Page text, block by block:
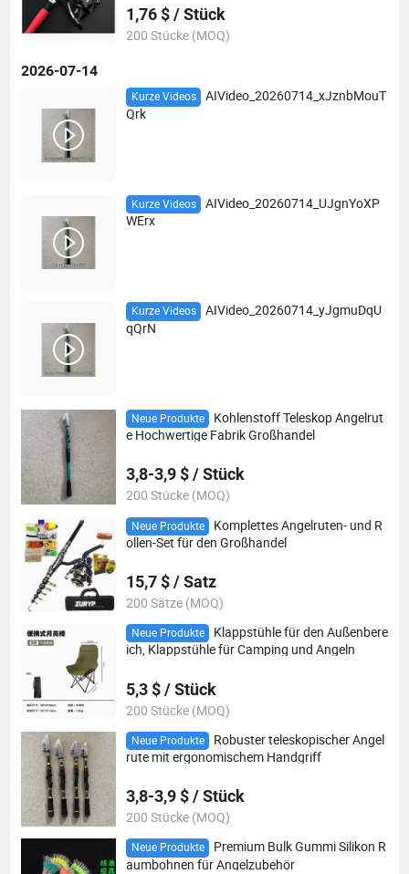
1,76 $ / Stück
200 Stücke (MOQ)
2026-07-14
Kurze Videos
AIVideo_20260714_xJznbMouT
Qrk
Kurze Videos
AIVideo_20260714_UJgnYoXP
WErx
Kurze Videos
AIVideo_20260714_yJgmuDqU
qQrN
Neue Produkte
Kohlenstoff Teleskop Angelrut
e Hochwertige Fabrik Großhandel
3,8-3,9 $ / Stück
200 Stücke (MOQ)
Neue Produkte
Komplettes Angelruten- und R
ollen-Set für den Großhandel
15,7 $ / Satz
200 Sätze (MOQ)
Neue Produkte
Klappstühle für den Außenbere
ich, Klappstühle für Camping und Angeln
5,3 $ / Stück
200 Stücke (MOQ)
Neue Produkte
Robuster teleskopischer Angel
rute mit ergonomischem Handgriff
3,8-3,9 $ / Stück
200 Stücke (MOQ)
Neue Produkte
Premium Bulk Gummi Silikon R
aumbohnen für Angelzubehör